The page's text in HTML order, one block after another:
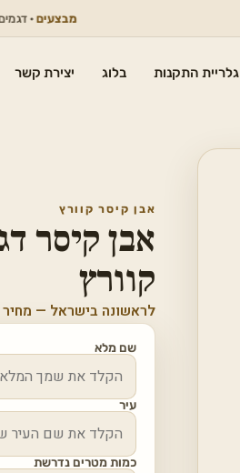
· דגמים
גלריית התקנות בלוג יצירת קשר
אבן קיסר קוורץ
קוורץ
לראשונה בישראל —
שם מלא
עיר
כמות מטרים נדרשת